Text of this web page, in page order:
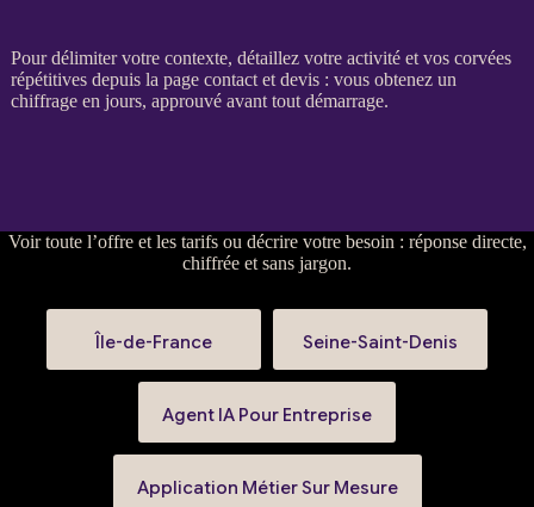
Pour délimiter votre contexte, détaillez votre activité et vos corvées
répétitives depuis la page contact et devis: vous obtenez un
chiffrage en jours, approuvé avant tout démarrage.
Voirtoute l’offre et les tarifsou décrire votre besoin : réponse directe,
chiffrée et sans jargon.
Île-de-France Seine-Saint-Denis
Agent IA Pour Entreprise
Application Métier Sur Mesure